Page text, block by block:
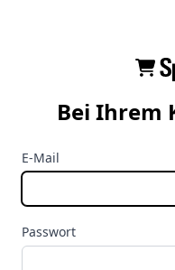
Bei Ihrem
E-Mail
Passwort